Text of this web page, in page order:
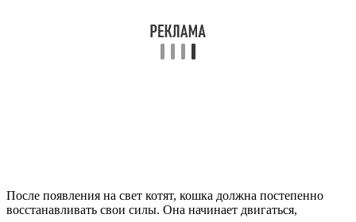
После появления на свет котят, кошка должна постепенно
восстанавливать свои силы. Она начинает двигаться,